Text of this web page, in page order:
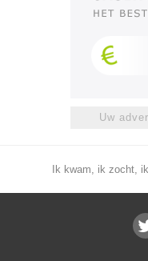
Uw
Ik kwam, ik zocht,